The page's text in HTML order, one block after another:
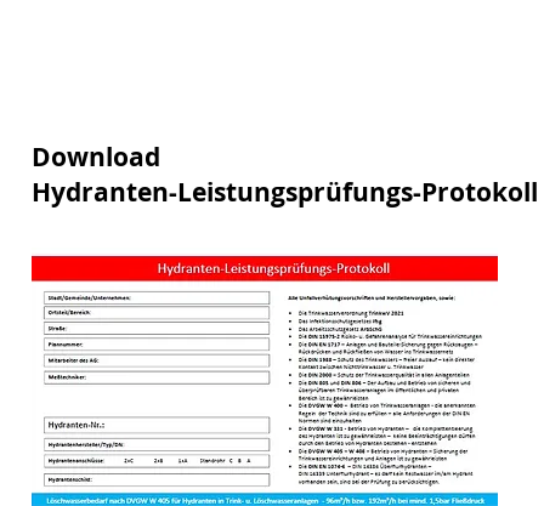
Download
Hydranten-Leistungsprüfungs-Protokoll